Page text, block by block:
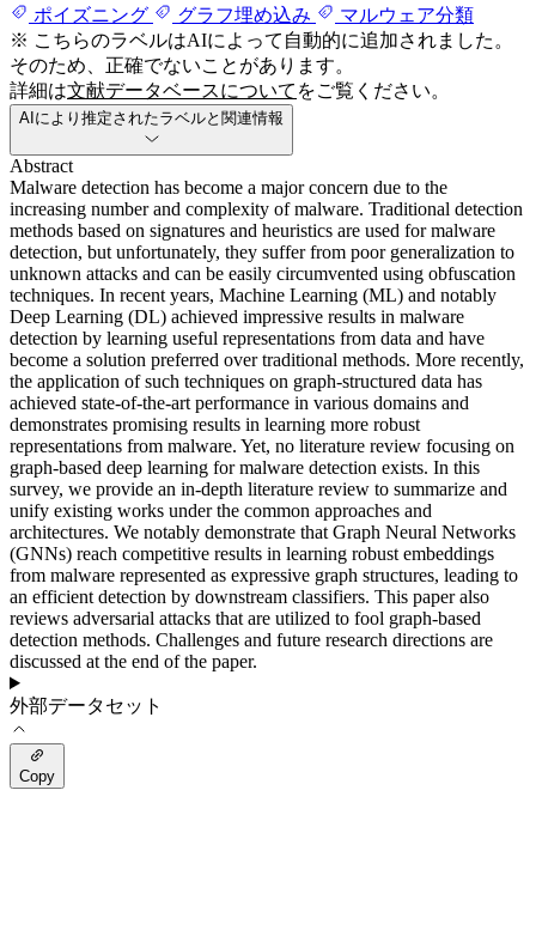
ポイズニング
グラフ埋め込み
マルウェア分類
※ こちらのラベルはAIによって自動的に追加されました。
そのため、正確でないことがあります。
詳細は文献データベースについて をご覧ください。
AIにより推定されたラベルと関連情報
Abstract
Malware detection has become a major concern due to the
increasing number and complexity of malware. Traditional detection
methods based on signatures and heuristics are used for malware
detection, but unfortunately, they suffer from poor generalization to
unknown attacks and can be easily circumvented using obfuscation
techniques. In recent years, Machine Learning (ML) and notably
Deep Learning (DL) achieved impressive results in malware
detection by learning useful representations from data and have
become a solution preferred over traditional methods. More recently,
the application of such techniques on graph-structured data has
achieved state-of-the-art performance in various domains and
demonstrates promising results in learning more robust
representations from malware. Yet, no literature review focusing on
graph-based deep learning for malware detection exists. In this
survey, we provide an in-depth literature review to summarize and
unify existing works under the common approaches and
architectures. We notably demonstrate that Graph Neural Networks
(GNNs) reach competitive results in learning robust embeddings
from malware represented as expressive graph structures, leading to
an efficient detection by downstream classifiers. This paper also
reviews adversarial attacks that are utilized to fool graph-based
detection methods. Challenges and future research directions are
discussed at the end of the paper.
外部データセット
Copy